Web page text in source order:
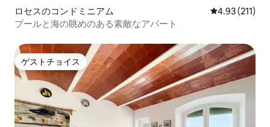
ロセスのコンドミニアム レビュー211
4.93 (211)
プールと海の眺めのある素敵なアパート
ゲストチョイス
ゲストチョイス